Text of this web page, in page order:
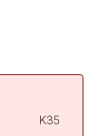
K35